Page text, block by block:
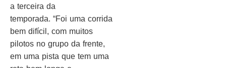
a terceira da
temporada. “Foi uma corrida
bem difícil, com muitos
pilotos no grupo da frente,
em uma pista que tem uma